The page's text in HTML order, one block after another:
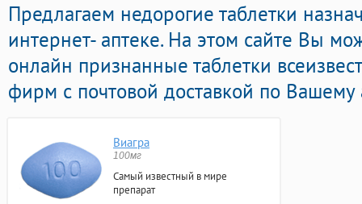
Предлагаем недорогие таблетки
интернет- аптеке. На этом сайте Вы
онлайн признанные таблетки
фирм с почтовой доставкой по Вашему
Виагра
100мг
Самый известный в мире
препарат